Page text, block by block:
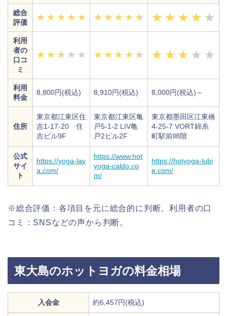
総合
評価
利用
者の
口コ
ミ
利用
料金
8,800円(税込) 8,910円(税込) 8,000円(税込)～
住所
東京都江東区住
吉1-17-20 住
吉ビル9F
東京都江東区亀
戸5-1-2 LIV亀
戸2ビル2F
東京都墨田区江東橋
4-25-7 VORT錦糸
町駅前ll8階
公式
サイ
ト
https://yoga-lav
a.com/
https://www.hot
yoga-caldo.co
m/
https://hotyoga-lubi
e.com/
※総合評価：各項目を元に総合的に判断。利用者の口
コミ：SNSなどの声から判断。
東大島のホットヨガの料金相場
入会金 約6,457円(税込)